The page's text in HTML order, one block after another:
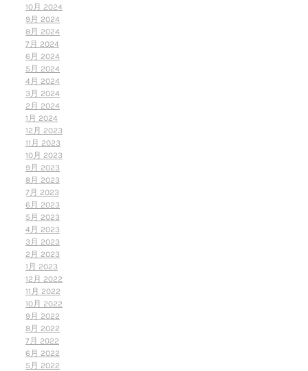
10月 2024
9月 2024
8月 2024
7月 2024
6月 2024
5月 2024
4月 2024
3月 2024
2月 2024
1月 2024
12月 2023
11月 2023
10月 2023
9月 2023
8月 2023
7月 2023
6月 2023
5月 2023
4月 2023
3月 2023
2月 2023
1月 2023
12月 2022
11月 2022
10月 2022
9月 2022
8月 2022
7月 2022
6月 2022
5月 2022